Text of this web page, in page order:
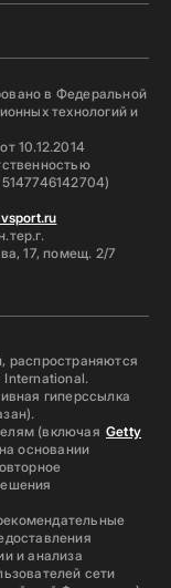
в Федеральной
технологий и
10.12.2014
17, помещ. 2/7
распространяются
International.
гиперссылка
(включая Getty
основании
и анализа
сети